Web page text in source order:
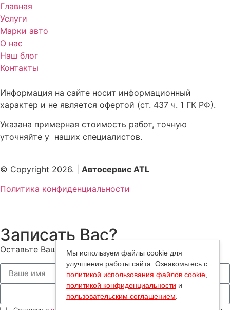
Главная
Услуги
Марки авто
О нас
Наш блог
Контакты
Информация на сайте носит информационный
характер и не является офертой (ст. 437 ч. 1 ГК РФ).
Указана примерная стоимость работ, точную
уточняйте у наших специалистов.
© Copyright 2026. | Автосервис ATL
Политика конфиденциальности
Мы используем файлы cookie для
улучшения работы сайта. Ознакомьтесь с
политикой использования файлов cookie
политикой конфиденциальности и
пользовательским соглашением
Записать Вас?
Оставьте Ваш номер — мы Вам перезвоним!